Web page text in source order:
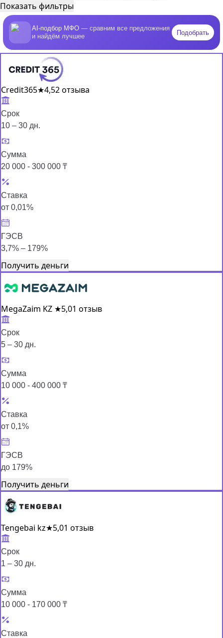
Показать фильтры
AI-подбор МФО — сравним все предложения
и найдём лучшее
Подобрать
Credit365★4,52 отзыва
Срок
10 – 30 дн.
Сумма
20 000 - 300 000 ₸
Ставка
от 0,01%
ГЭСВ
3,7% – 179%
Получить деньги
MegaZaim KZ ★5,01 отзыв
Срок
5 – 30 дн.
Сумма
10 000 - 400 000 ₸
Ставка
от 0,1%
ГЭСВ
до 179%
Получить деньги
Tengebai kz★5,01 отзыв
Срок
1 – 30 дн.
Сумма
10 000 - 170 000 ₸
Ставка